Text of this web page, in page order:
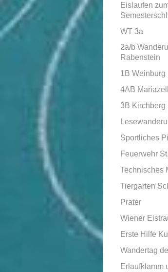
Eislaufen
WT 3a
2a/b
Rabenstein
1B Weinburg
4AB Mariazell
3B Kirchberg
Sportliches
Feuerwehr
Technisches
Tiergarten
Prater
Wiener
Erste Hilfe
Wandertag
Erlaufklamm